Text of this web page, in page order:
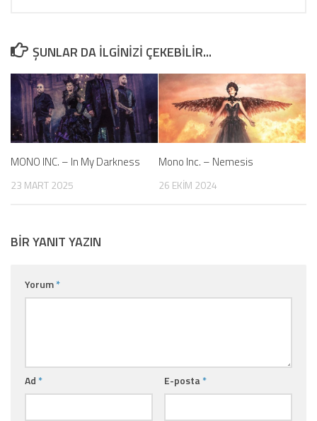
ŞUNLAR DA ILGINIZI ÇEKEBILIR...
MONO INC. – In My Darkness
23 MART 2025
Mono Inc. – Nemesis
26 EKIM 2024
BIR YANIT YAZIN
Yorum*
Ad * E-posta *